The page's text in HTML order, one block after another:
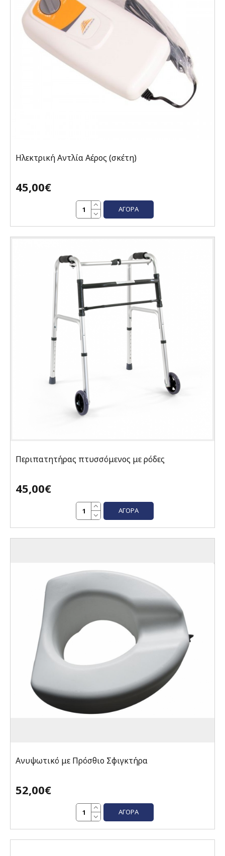
Ηλεκτρική Αντλία Αέρος (σκέτη)
45,00€
ΑΓΟΡΆ
Περιπατητήρας πτυσσόμενος με ρόδες
45,00€
ΑΓΟΡΆ
Ανυψωτικό με Πρόσθιο Σφιγκτήρα
52,00€
ΑΓΟΡΆ